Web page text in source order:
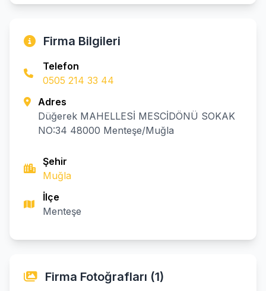
Firma Bilgileri
Telefon
0505 214 33 44
Adres
Düğerek MAHELLESİ MESCİDÖNÜ SOKAK
NO:34 48000 Menteşe/Muğla
Şehir
Muğla
İlçe
Menteşe
Firma Fotoğrafları (1)